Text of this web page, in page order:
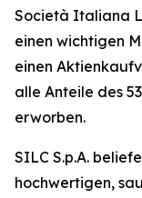
Società Italiana
einen wichtigen
einen
alle Anteile des
erworben.
SILC S.p.A.
hochwertigen,